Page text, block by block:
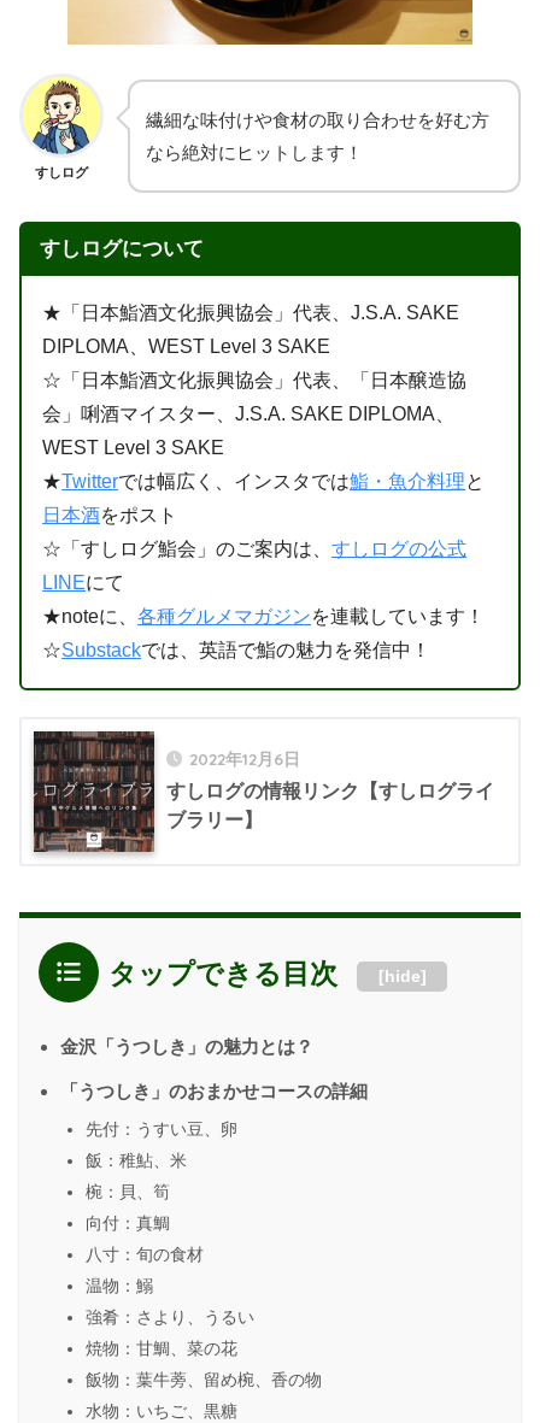
すしログ
繊細な味付けや食材の取り合わせを好む方
なら絶対にヒットします！
すしログについて
★「日本鮨酒文化振興協会」代表、J.S.A. SAKE
DIPLOMA、WEST Level 3 SAKE
☆「日本鮨酒文化振興協会」代表、「日本醸造協
会」唎酒マイスター、J.S.A. SAKE DIPLOMA、
WEST Level 3 SAKE
★Twitterでは幅広く、インスタでは鮨・魚介料理と
日本酒をポスト
☆「すしログ鮨会」のご案内は、すしログの公式
LINEにて
★noteに、各種グルメマガジンを連載しています！
☆Substackでは、英語で鮨の魅力を発信中！
2022年12月6日
すしログの情報リンク【すしログライ
ブラリー】
タップできる目次 [hide]
金沢「うつしき」の魅力とは？
「うつしき」のおまかせコースの詳細
先付：うすい豆、卵
飯：稚鮎、米
椀：貝、筍
向付：真鯛
八寸：旬の食材
温物：鰯
強肴：さより、うるい
焼物：甘鯛、菜の花
飯物：葉牛蒡、留め椀、香の物
水物：いちご、黒糖